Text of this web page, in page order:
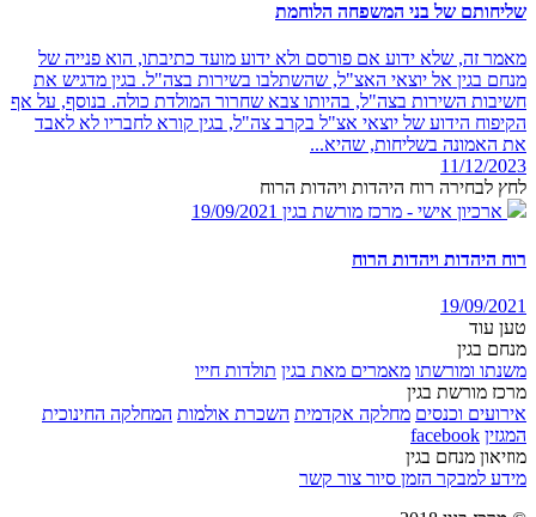
שליחותם של בני המשפחה הלוחמת
מאמר זה, שלא ידוע אם פורסם ולא ידוע מועד כתיבתו, הוא פנייה של
מנחם בגין אל יוצאי האצ"ל, שהשתלבו בשירות בצה"ל. בגין מדגיש את
חשיבות השירות בצה"ל, בהיותו צבא שחרור המולדת כולה. בנוסף, על אף
הקיפוח הידוע של יוצאי אצ"ל בקרב צה"ל, בגין קורא לחבריו לא לאבד
את האמונה בשליחות, שהיא...
11/12/2023
לחץ לבחירה רוח היהדות ויהדות הרוח
ארכיון אישי - מרכז מורשת בגין 19/09/2021
רוח היהדות ויהדות הרוח
19/09/2021
טען עוד
מנחם בגין
משנתו ומורשתו מאמרים מאת בגין תולדות חייו
מרכז מורשת בגין
אירועים וכנסים מחלקה אקדמית השכרת אולמות המחלקה החינוכית
המגזין facebook
מוזיאון מנחם בגין
מידע למבקר הזמן סיור צור קשר